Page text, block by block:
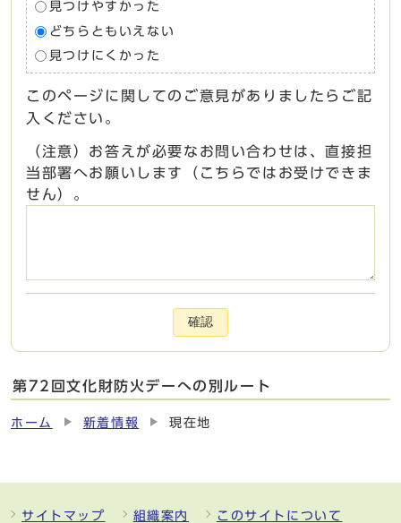
見つけやすかった
どちらともいえない
見つけにくかった
このページに関してのご意見がありましたらご記
入ください。
（注意）お答えが必要なお問い合わせは、直接担
当部署へお願いします（こちらではお受けできま
せん）。
確認
第72回文化財防火デーへの別ルート
ホーム 新着情報 現在地
サイトマップ 組織案内 このサイトについて